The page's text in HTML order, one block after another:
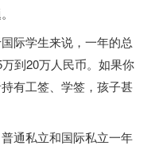
际学生来说，一年的总
到20万人民币。如果你
有工签、学签，孩子甚
通私立和国际私立一年